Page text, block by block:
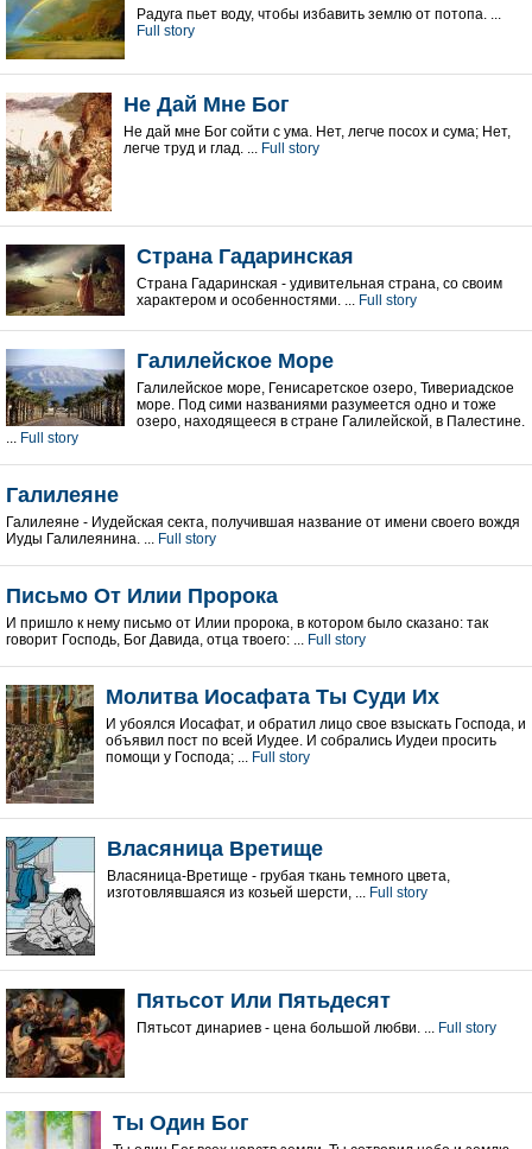
Радуга пьет воду, чтобы избавить землю от потопа. ...
Full story
Не Дай Мне Бог
Не дай мне Бог сойти с ума. Нет, легче посох и сума; Нет,
легче труд и глад. ... Full story
Страна Гадаринская
Страна Гадаринская - удивительная страна, со своим
характером и особенностями. ... Full story
Галилейское Море
Галилейское море, Генисаретское озеро, Тивериадское
море. Под сими названиями разумеется одно и тоже
озеро, находящееся в стране Галилейской, в Палестине.
... Full story
Галилеяне
Галилеяне - Иудейская секта, получившая название от имени своего вождя
Иуды Галилеянина. ... Full story
Письмо От Илии Пророка
И пришло к нему письмо от Илии пророка, в котором было сказано: так
говорит Господь, Бог Давида, отца твоего: ... Full story
Молитва Иосафата Ты Суди Их
И убоялся Иосафат, и обратил лицо свое взыскать Господа, и
объявил пост по всей Иудее. И собрались Иудеи просить
помощи у Господа; ... Full story
Власяница Вретище
Власяница-Вретище - грубая ткань темного цвета,
изготовлявшаяся из козьей шерсти, ... Full story
Пятьсот Или Пятьдесят
Пятьсот динариев - цена большой любви. ... Full story
Ты Один Бог